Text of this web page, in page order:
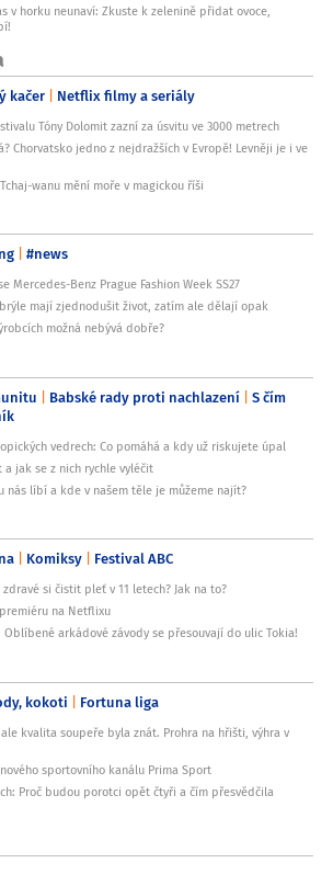
v horku neunaví: Zkuste k zelenině přidat ovoce,
kačer Netflix filmy a seriály
Tóny Dolomit zazní za úsvitu ve 3000 metrech
Chorvatsko jedno z nejdražších v Evropě! Levněji je i ve
wanu mění moře v magickou říši
#news
Mercedes-Benz Prague Fashion Week SS27
mají zjednodušit život, zatím ale dělají opak
možná nebývá dobře?
Babské rady proti nachlazení S čím
vedrech: Co pomáhá a kdy už riskujete úpal
a jak se z nich rychle vyléčit
nás líbí a kde v našem těle je můžeme najít?
Komiksy Festival ABC
si čistit pleť v 11 letech? Jak na to?
na Netflixu
Oblíbené arkádové závody se přesouvají do ulic Tokia!
kokoti Fortuna liga
kvalita soupeře byla znát. Prohra na hřišti, výhra v
sportovního kanálu Prima Sport
Proč budou porotci opět čtyři a čím přesvědčila